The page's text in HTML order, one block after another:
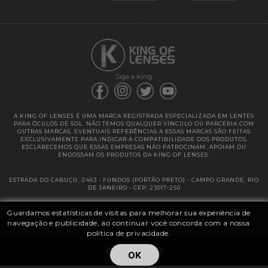
Guardamos estatísticas de visitas para melhorar sua experiência de
navegação e publicidade, ao continuar você concorda com a nossa
política de privacidade.
OK
Siga a King:
A KING OF LENSES É UMA MARCA REGISTRADA ESPECIALIZADA EM LENTES
PARA ÓCULOS DE SOL. NÃO TEMOS QUALQUER VÍNCULO OU PARCERIA COM
OUTRAS MARCAS. EVENTUAIS REFERÊNCIAS A ESSAS MARCAS SÃO FEITAS
EXCLUSIVAMENTE PARA INDICAR A COMPATIBILIDADE DOS PRODUTOS.
ESCLARECEMOS QUE ESSAS EMPRESAS NÃO PATROCINAM, APOIAM OU
ENDOSSAM OS PRODUTOS DA KING OF LENSES.
ESTRADA DO CABUÇU, 2463 - FUNDOS (PORTÃO PRETO) - CAMPO GRANDE, RIO
DE JANEIRO - CEP: 23017-250
@ 2025 | KING OF LENSES - KING OF IMPORTAÇÃO E DISTRIBUIÇÃO DE
LENTES LTDA ME | CNPJ: 13.682.533 / 0001-42